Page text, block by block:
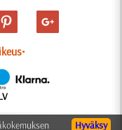
M. Hyväksy